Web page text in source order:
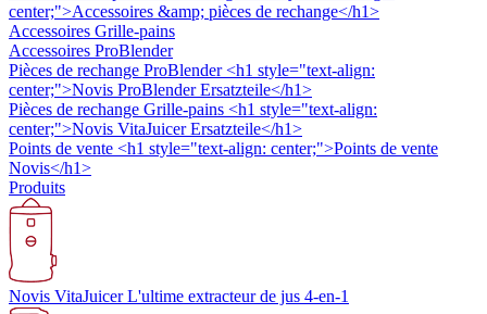
center;">Accessoires &amp; pièces de rechange</h1>
Accessoires Grille-pains
Accessoires ProBlender
Pièces de rechange ProBlender <h1 style="text-align:
center;">Novis ProBlender Ersatzteile</h1>
Pièces de rechange Grille-pains <h1 style="text-align:
center;">Novis VitaJuicer Ersatzteile</h1>
Points de vente <h1 style="text-align: center;">Points de vente
Novis</h1>
Produits
Novis VitaJuicer L'ultime extracteur de jus 4-en-1